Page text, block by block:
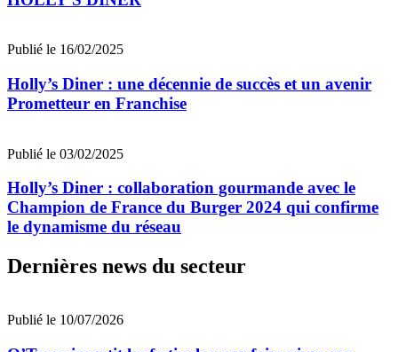
Publié le 16/02/2025
Holly’s Diner : une décennie de succès et un avenir
Prometteur en Franchise
Publié le 03/02/2025
Holly’s Diner : collaboration gourmande avec le
Champion de France du Burger 2024 qui confirme
le dynamisme du réseau
Dernières news du secteur
Publié le 10/07/2026